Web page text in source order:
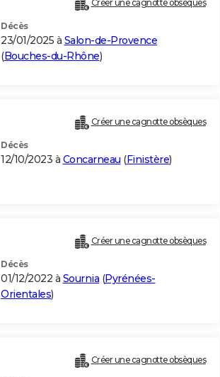
Créer une cagnotte obsèques
Décès
23/01/2025 à Salon-de-Provence
(Bouches-du-Rhône)
Créer une cagnotte obsèques
Décès
12/10/2023 à Concarneau (Finistère)
Créer une cagnotte obsèques
Décès
01/12/2022 à Sournia (Pyrénées-
Orientales)
Créer une cagnotte obsèques